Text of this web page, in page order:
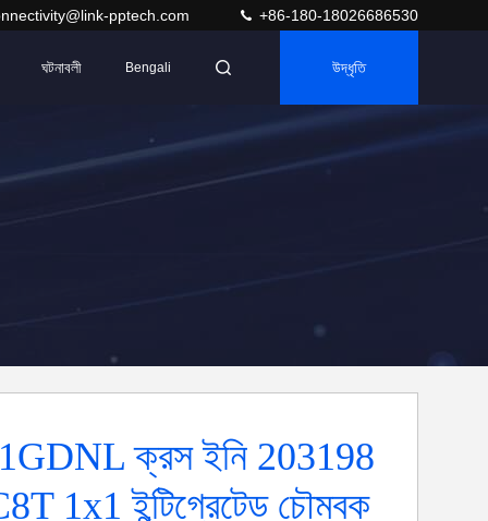
pptech.com +86-180-18026686530
ঘটনাবলী Bengali উদ্ধৃতি
ক্রস ইনি 203198
1x1 ইন্টিগ্রেটেড চৌম্বক